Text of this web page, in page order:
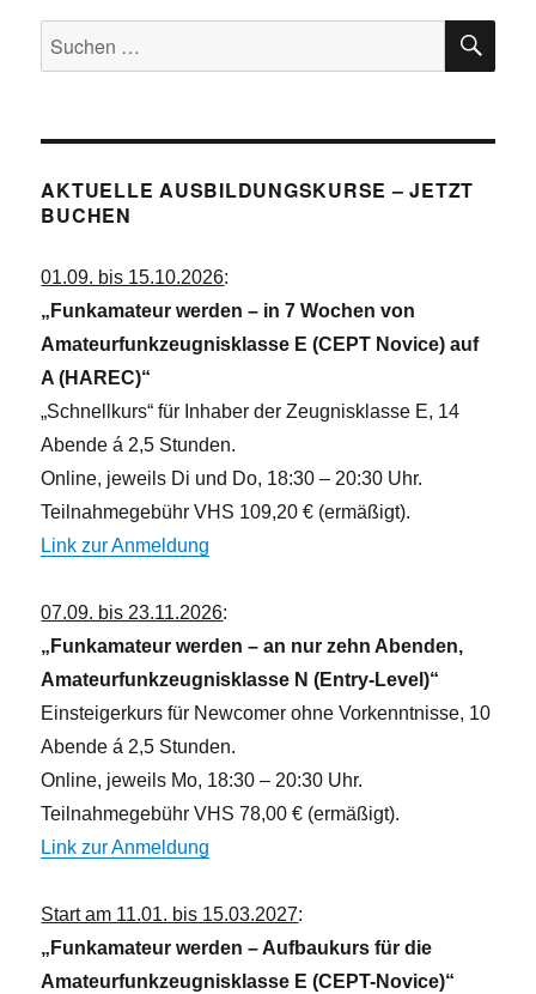
Suchen
nach:
AKTUELLE AUSBILDUNGSKURSE – JETZT
BUCHEN
01.09. bis 15.10.2026:
„Funkamateur werden – in 7 Wochen von
Amateurfunkzeugnisklasse E (CEPT Novice) auf
A (HAREC)“
„Schnellkurs“ für Inhaber der Zeugnisklasse E, 14
Abende á 2,5 Stunden.
Online, jeweils Di und Do, 18:30 – 20:30 Uhr.
Teilnahmegebühr VHS 109,20 € (ermäßigt).
Link zur Anmeldung
07.09. bis 23.11.2026:
„Funkamateur werden – an nur zehn Abenden,
Amateurfunkzeugnisklasse N (Entry-Level)“
Einsteigerkurs für Newcomer ohne Vorkenntnisse, 10
Abende á 2,5 Stunden.
Online, jeweils Mo, 18:30 – 20:30 Uhr.
Teilnahmegebühr VHS 78,00 € (ermäßigt).
Link zur Anmeldung
Start am 11.01. bis 15.03.2027:
„Funkamateur werden – Aufbaukurs für die
Amateurfunkzeugnisklasse E (CEPT-Novice)“